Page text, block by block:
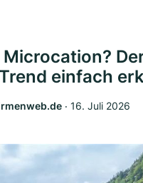
einfach
‧ 16. Juli 2026